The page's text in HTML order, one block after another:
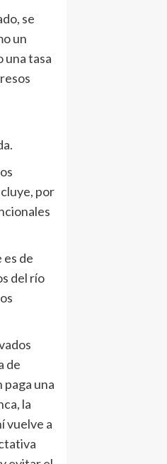
se
un
una tasa
por
de
del río
de
una
la
vuelve a